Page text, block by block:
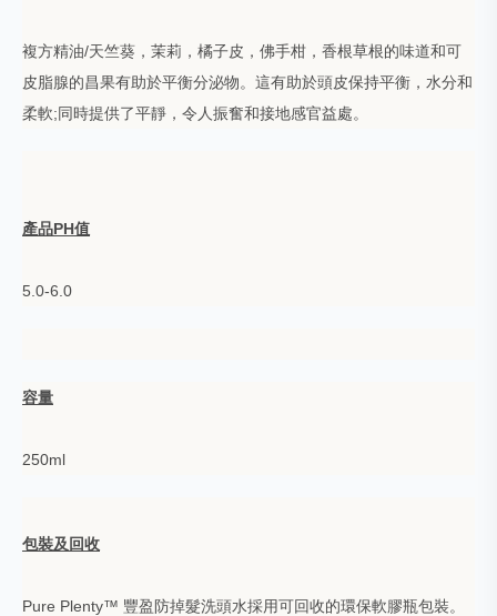
複方精油/天竺葵，茉莉，橘子皮，佛手柑，香根草根的味道和可
皮脂腺的昌果有助於平衡分泌物。這有助於頭皮保持平衡，水分和
柔軟;同時提供了平靜，令人振奮和接地感官益處。
產品PH值
5.0-6.0
容量
250ml
包裝及回收
Pure Plenty™ 豐盈防掉髮洗頭水採用可回收的環保軟膠瓶包裝。